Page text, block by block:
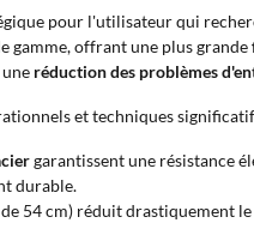
pour l'utilisateur qui
gamme, offrant une plus grande
réduction des problèmes
et techniques
garantissent une résistance
durable.
54 cm) réduit drastiquement